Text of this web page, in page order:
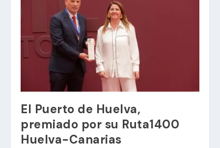
El Puerto de Huelva,
premiado por su Ruta1400
Huelva-Canarias